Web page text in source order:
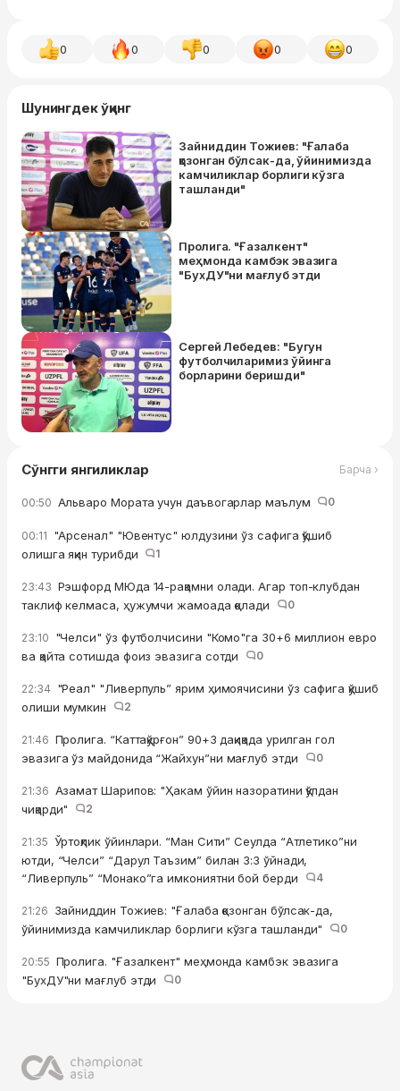
0 0 0 0 0
Шунингдек ўқинг
Зайниддин Тожиев: "Ғалаба
қозонган бўлсак-да, ўйинимизда
камчиликлар борлиги кўзга
ташланди"
Пролига. "Ғазалкент"
меҳмонда камбэк эвазига
"БухДУ"ни мағлуб этди
Сергей Лебедев: "Бугун
футболчиларимиз ўйинга
борларини беришди"
Сўнгги янгиликлар Барча ›
00:50 Альваро Мората учун даъвогарлар маълум 0
00:11 "Арсенал" "Ювентус" юлдузини ўз сафига қўшиб
олишга яқин турибди
1
23:43 Рэшфорд МЮда 14-рақамни олади. Агар топ-клубдан
таклиф келмаса, ҳужумчи жамоада қолади
0
23:10 "Челси" ўз футболчисини "Комо"га 30+6 миллион евро
ва қайта сотишда фоиз эвазига сотди
0
22:34 "Реал" "Ливерпуль” ярим ҳимоячисини ўз сафига қўшиб
олиши мумкин
2
21:46 Пролига. “Каттақўрғон” 90+3 дақиқада урилган гол
эвазига ўз майдонида “Жайхун”ни мағлуб этди
0
21:36 Азамат Шарипов: "Ҳакам ўйин назоратини қўлдан
чиқарди"
2
21:35 Ўртоқлик ўйинлари. “Ман Сити” Сеулда “Атлетико”ни
ютди, “Челси” “Дарул Таъзим” билан 3:3 ўйнади,
“Ливерпуль” “Монако”га имкониятни бой берди
4
21:26 Зайниддин Тожиев: "Ғалаба қозонган бўлсак-да,
ўйинимизда камчиликлар борлиги кўзга ташланди"
0
20:55 Пролига. "Ғазалкент" меҳмонда камбэк эвазига
"БухДУ"ни мағлуб этди
0